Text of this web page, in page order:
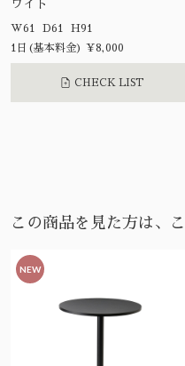
ワイト
W61 D61 H91
1日(基本料金) ¥8,000
CHECK LIST
この商品を見た方は、
NEW